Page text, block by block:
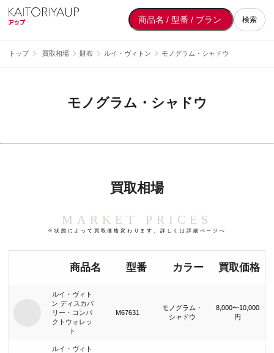
検索
トップ 買取相場 財布 ルイ・ヴィトン モノグラム・シャドウ
モノグラム・シャドウ
買取相場
MARKET PRICES
※状態によって買取価格変わります。詳しくは詳細ページへ
商品名 型番 カラー 買取価格
ルイ・ヴィト
ン ディスカバ
リー・コンパ
クトウォレッ
ト
M67631
モノグラム・
シャドウ
8,000〜10,000
円
ルイ・ヴィト